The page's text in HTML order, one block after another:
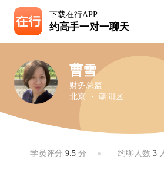
下载在行APP
约高手一对一聊天
曹雪
财务总监
北京 ・ 朝阳区
学员评分 9.5分 约聊人数 3